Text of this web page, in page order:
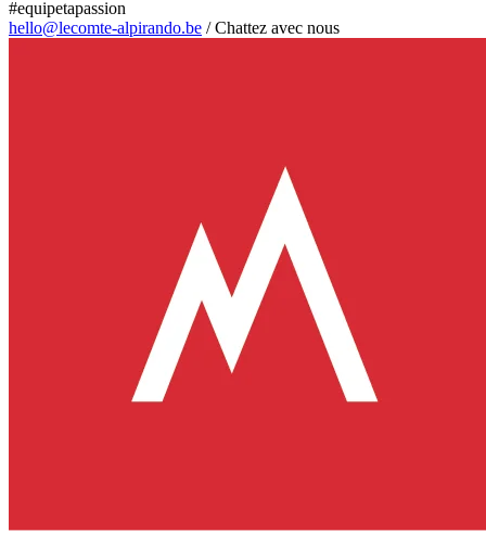
#equipetapassion
hello@lecomte-alpirando.be /Chattez avec nous